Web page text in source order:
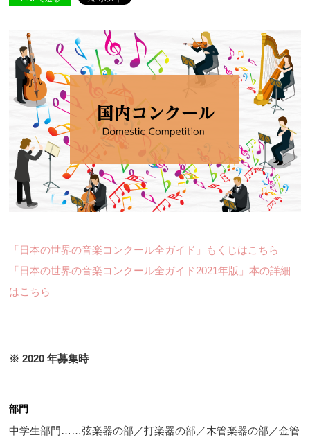
「日本の世界の音楽コンクール全ガイド」もくじはこちら
「日本の世界の音楽コンクール全ガイド2021年版」本の詳細
はこちら
※ 2020 年募集時
部門
中学生部門……弦楽器の部／打楽器の部／木管楽器の部／金管